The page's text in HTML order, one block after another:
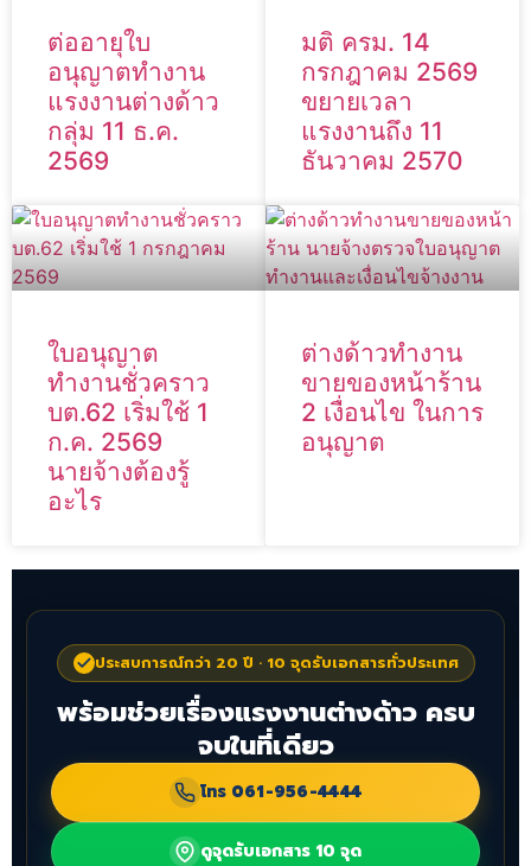
ต่ออายุใบ
อนุญาตทำงาน
แรงงานต่างด้าว
กลุ่ม 11 ธ.ค.
2569
มติ ครม. 14
กรกฎาคม 2569
ขยายเวลา
แรงงานถึง 11
ธันวาคม 2570
ใบอนุญาต
ทำงานชั่วคราว
บต.62 เริ่มใช้ 1
ก.ค. 2569
นายจ้างต้องรู้
อะไร
ต่างด้าวทำงาน
ขายของหน้าร้าน
2 เงื่อนไข ในการ
อนุญาต
ประสบการณ์กว่า 20 ปี · 10 จุดรับเอกสารทั่วประเทศ
พร้อมช่วยเรื่องแรงงานต่างด้าว ครบ
จบในที่เดียว
โทร 061-956-4444
ดูจุดรับเอกสาร 10 จุด